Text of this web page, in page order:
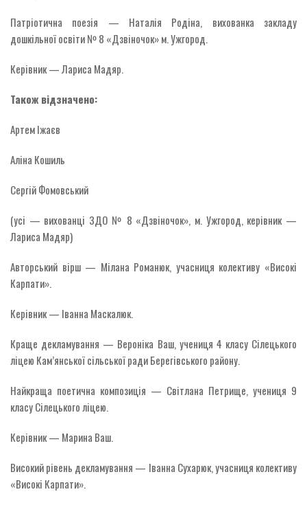
Патріотична поезія — Наталія Родіна, вихованка закладу
дошкільної освіти № 8 «Дзвіночок» м. Ужгород.
Керівник — Лариса Мадяр.
Також відзначено:
Артем Іжаєв
Аліна Кошиль
Сергій Фомовський
(усі — вихованці ЗДО № 8 «Дзвіночок», м. Ужгород, керівник —
Лариса Мадяр)
Авторський вірш — Мілана Романюк, учасниця колективу «Високі
Карпати».
Керівник — Іванна Маскалюк.
Краще декламування — Вероніка Ваш, учениця 4 класу Сілецького
ліцею Кам’янської сільської ради Берегівського району.
Найкраща поетична композиція — Світлана Петрище, учениця 9
класу Сілецького ліцею.
Керівник — Марина Ваш.
Високий рівень декламування — Іванна Сухарюк, учасниця колективу
«Високі Карпати».